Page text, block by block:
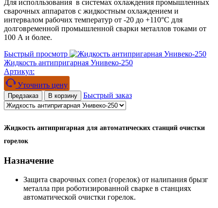
Для исполльзования в системах охлаждения промышленных
сварочных аппаратов с жидкостным охлаждением и
интервалом рабочих температур от -20 до +110°С для
долговременной промышленной сварки металлов токами от
100 А и более.
Быстрый просмотр
Жидкость антипригарная Унивеко-250
Артикул:
Уточнить цену
Предзаказ В корзину Быстрый заказ
Жидкость антипригарная для автоматических станций очистки
горелок
Назначение
Защита сварочных сопел (горелок) от налипания брызг
металла при роботизированной сварке в станциях
автоматической очистки горелок.